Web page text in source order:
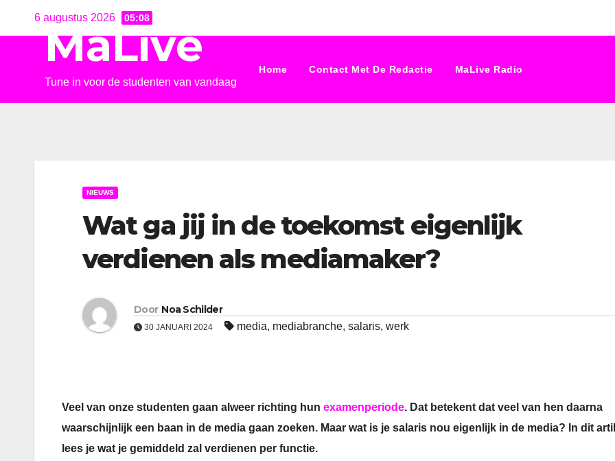
6 augustus 2026 05:08
MaLive
Tune in voor de studenten van vandaag
Home Contact Met De Redactie MaLive Radio
NIEUWS
Wat ga jij in de toekomst eigenlijk
verdienen als mediamaker?
Door Noa Schilder
30 JANUARI 2024 media, mediabranche, salaris, werk
Veel van onze studenten gaan alweer richting hun examenperiode. Dat betekent dat veel van hen daarna
waarschijnlijk een baan in de media gaan zoeken. Maar wat is je salaris nou eigenlijk in de media? In dit
lees je wat je gemiddeld zal verdienen per functie.